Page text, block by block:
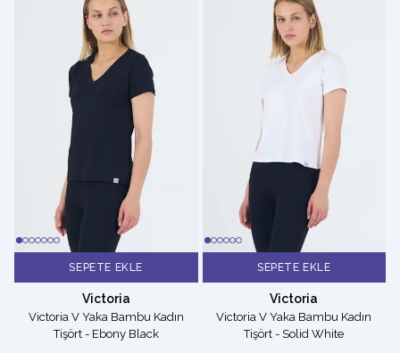
SEPETE EKLE
Victoria
Victoria V Yaka Bambu Kadın
Tişört - Ebony Black
SEPETE EKLE
Victoria
Victoria V Yaka Bambu Kadın
Tişört - Solid White